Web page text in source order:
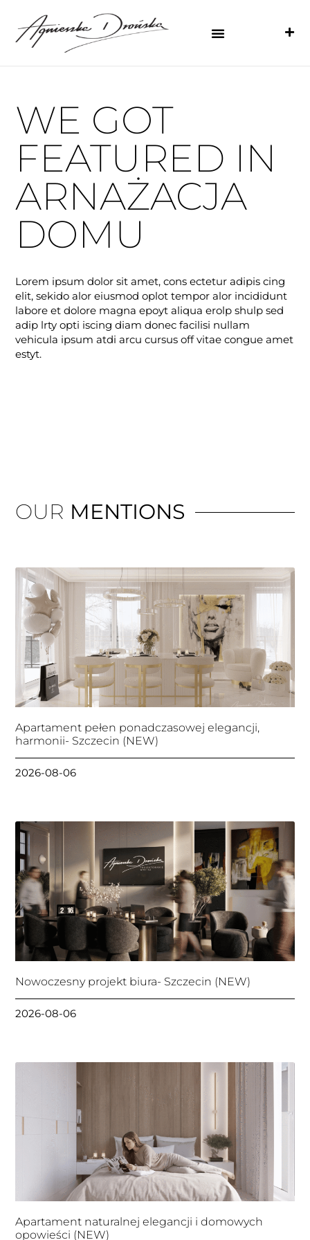
WE GOT
FEATURED IN
ARNAŻACJA
DOMU
Lorem ipsum dolor sit amet, cons ectetur adipis cing
elit, sekido alor eiusmod oplot tempor alor incididunt
labore et dolore magna epoyt aliqua erolp shulp sed
adip lrty opti iscing diam donec facilisi nullam
vehicula ipsum atdi arcu cursus off vitae congue amet
estyt.
OUR MENTIONS
Apartament pełen ponadczasowej elegancji,
harmonii- Szczecin (NEW)
2026-08-06
Nowoczesny projekt biura- Szczecin (NEW)
2026-08-06
Apartament naturalnej elegancji i domowych
opowieści (NEW)